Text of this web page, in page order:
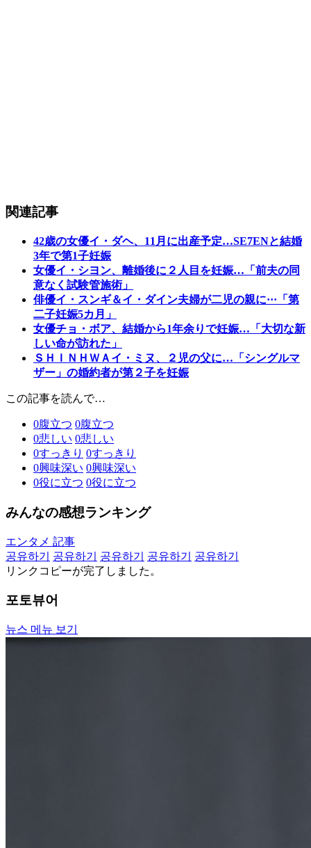
関連記事
42歳の女優イ・ダヘ、11月に出産予定…SE7ENと結婚
3年で第1子妊娠
女優イ・シヨン、離婚後に２人目を妊娠…「前夫の同
意なく試験管施術」
俳優イ・スンギ＆イ・ダイン夫婦が二児の親に···「第
二子妊娠5カ月」
女優チョ・ボア、結婚から1年余りで妊娠…「大切な新
しい命が訪れた」
ＳＨＩＮＨＷＡイ・ミヌ、２児の父に…「シングルマ
ザー」の婚約者が第２子を妊娠
この記事を読んで…
0腹立つ 0腹立つ
0悲しい 0悲しい
0すっきり 0すっきり
0興味深い 0興味深い
0役に立つ 0役に立つ
みんなの感想ランキング
エンタメ 記事
공유하기
공유하기 공유하기 공유하기
공유하기
リンクコピーが完了しました。
포토뷰어
뉴스 메뉴 보기